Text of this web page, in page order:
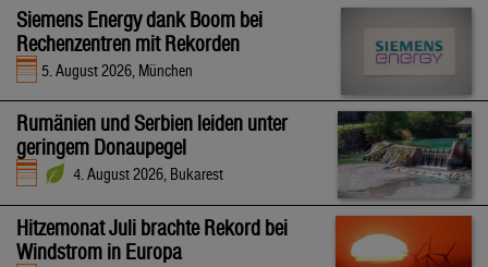
Siemens Energy dank Boom bei
Rechenzentren mit Rekorden
5. August 2026, München
Rumänien und Serbien leiden unter
geringem Donaupegel
4. August 2026, Bukarest
Hitzemonat Juli brachte Rekord bei
Windstrom in Europa